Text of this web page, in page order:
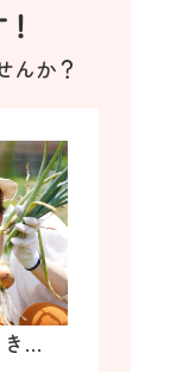
んか？
き…